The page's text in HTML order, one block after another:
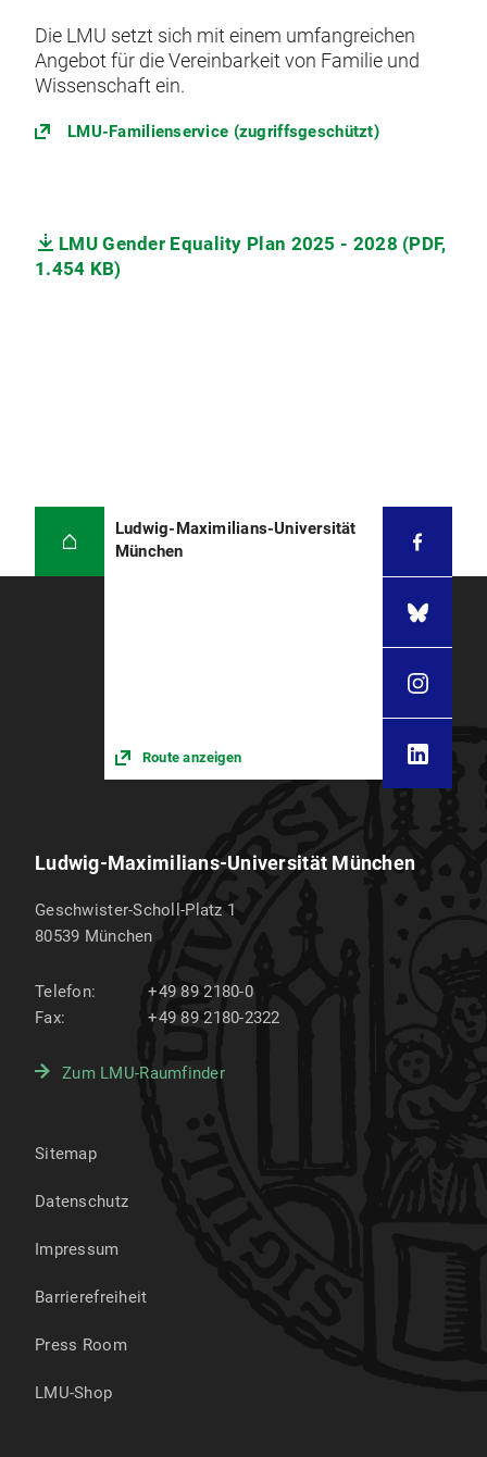
Die LMU setzt sich mit einem umfangreichen
Angebot für die Vereinbarkeit von Familie und
Wissenschaft ein.
LMU-Familienservice (zugriffsgeschützt)
LMU Gender Equality Plan 2025 - 2028 (PDF,
1.454 KB)
Ludwig-Maximilians-Universität
München
Route anzeigen
Ludwig-Maximilians-Universität München
Geschwister-Scholl-Platz 1
80539 München
Telefon:
+49 89 2180-0
Fax:
+49 89 2180-2322
Zum LMU-Raumfinder
Sitemap
Datenschutz
Impressum
Barrierefreiheit
Press Room
LMU-Shop